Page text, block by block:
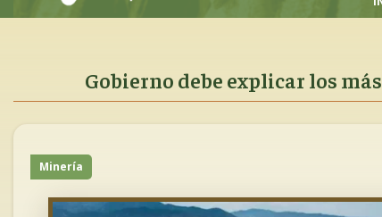
Gobierno debe explicar los
Minería